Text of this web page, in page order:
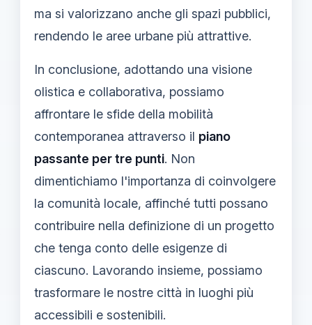
ma si valorizzano anche gli spazi pubblici,
rendendo le aree urbane più attrattive.
In conclusione, adottando una visione
olistica e collaborativa, possiamo
affrontare le sfide della mobilità
contemporanea attraverso il piano
passante per tre punti. Non
dimentichiamo l'importanza di coinvolgere
la comunità locale, affinché tutti possano
contribuire nella definizione di un progetto
che tenga conto delle esigenze di
ciascuno. Lavorando insieme, possiamo
trasformare le nostre città in luoghi più
accessibili e sostenibili.